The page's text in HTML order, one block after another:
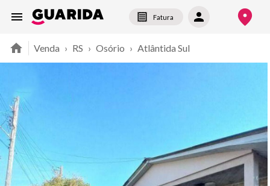
Fatura
Venda › RS › Osório › Atlântida Sul